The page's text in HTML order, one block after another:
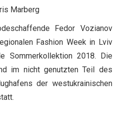
Marberg
Fedor Vozianov
Fashion Week in Lviv
Sommerkollektion 2018. Die
im nicht genutzten Teil des
der westukrainischen